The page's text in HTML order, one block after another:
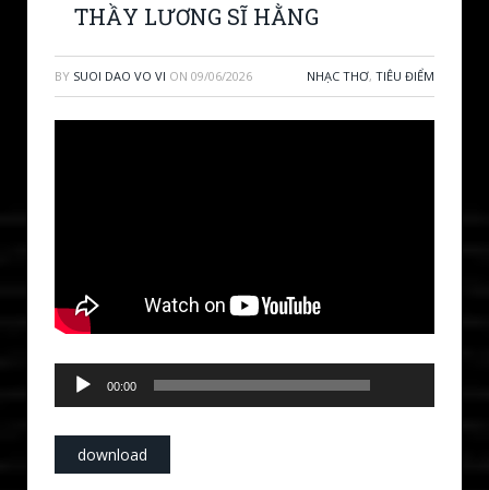
THẦY LƯƠNG SĨ HẰNG
BY SUOI DAO VO VI ON 09/06/2026 NHẠC THƠ, TIÊU ĐIỂM
Audio
Player
00:00
download